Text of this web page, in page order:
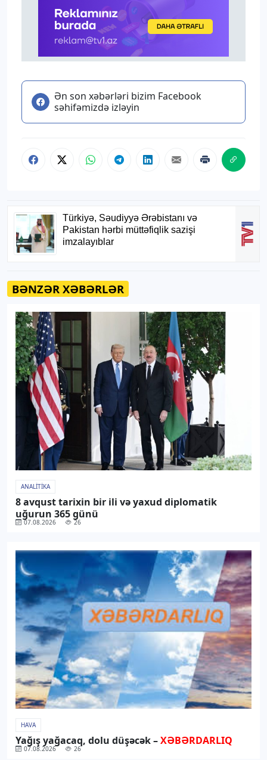
Ən son xəbərləri bizim Facebook
səhifəmizdə izləyin
BƏNZƏR XƏBƏRLƏR
ANALITIKA
8 avqust tarixin bir ili və yaxud diplomatik
uğurun 365 günü
07.08.2026 26
HAVA
Yağış yağacaq, dolu düşəcək –XƏBƏRDARLIQ
07.08.2026 26